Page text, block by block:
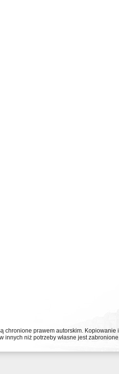
chronione prawem autorskim.
innych niż potrzeby własne jest